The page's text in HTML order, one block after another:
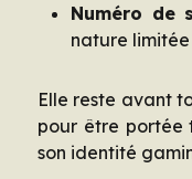
Numéro de
nature limitée
Elle reste avant
pour être portée
son identité